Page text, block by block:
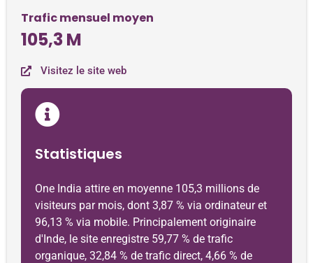
Trafic mensuel moyen
105,3 M
Visitez le site web
Statistiques
One India attire en moyenne 105,3 millions de
visiteurs par mois, dont 3,87 % via ordinateur et
96,13 % via mobile. Principalement originaire
d'Inde, le site enregistre 59,77 % de trafic
organique, 32,84 % de trafic direct, 4,66 % de